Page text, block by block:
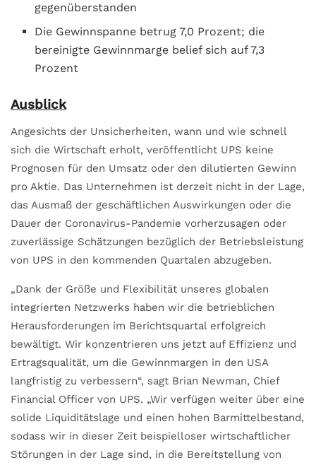
gegenüberstanden
Die Gewinnspanne betrug 7,0 Prozent; die
bereinigte Gewinnmarge belief sich auf 7,3
Prozent
Ausblick
Angesichts der Unsicherheiten, wann und wie schnell
sich die Wirtschaft erholt, veröffentlicht UPS keine
Prognosen für den Umsatz oder den dilutierten Gewinn
pro Aktie. Das Unternehmen ist derzeit nicht in der Lage,
das Ausmaß der geschäftlichen Auswirkungen oder die
Dauer der Coronavirus-Pandemie vorherzusagen oder
zuverlässige Schätzungen bezüglich der Betriebsleistung
von UPS in den kommenden Quartalen abzugeben.
„Dank der Größe und Flexibilität unseres globalen
integrierten Netzwerks haben wir die betrieb­lichen
Herausforderungen im Berichtsquartal erfolgreich
bewältigt. Wir konzentrieren uns jetzt auf Effizienz und
Ertragsqualität, um die Gewinnmargen in den USA
langfristig zu verbessern“, sagt Brian Newman, Chief
Financial Officer von UPS. „Wir verfügen weiter über eine
solide Liquiditätslage und einen hohen Barmittelbestand,
sodass wir in dieser Zeit beispielloser wirtschaftlicher
Störungen in der Lage sind, in die Bereitstellung von